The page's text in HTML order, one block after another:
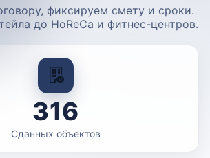
фиксируем смету и сроки.
до HoReCa и фитнес-центров.
316
Сданных объектов